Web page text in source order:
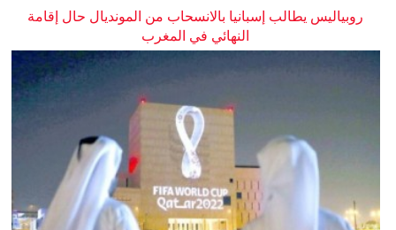
روبياليس يطالب إسبانيا بالانسحاب من المونديال حال إقامة
النهائي في المغرب